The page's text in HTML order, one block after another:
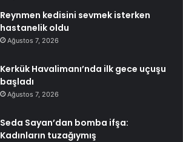
Reynmen kedisini sevmek isterken
hastanelik oldu
Ağustos 7, 2026
Kerkük Havalimanı’nda ilk gece uçuşu
başladı
Ağustos 7, 2026
Seda Sayan’dan bomba ifşa:
Kadınların tuzağıymış